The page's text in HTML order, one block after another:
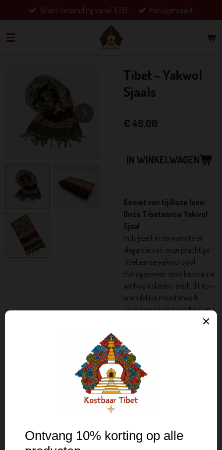
direct
naar
Gratis Verzending vanaf €50. Handgemaakt.
Tibet - Yakwol
Sjaals
€ 49,00
IN WINKELWAGEN
Geniet van tijdloze luxe:
Onze Tibetaanse Yakwol
Sjaal
Huls jezelf in de warmte en
elegantie van onze prachtige
Tibetaanse yakwol sjaal.
Handgeweven door bekwame
ambachtslieden, biedt dit eco-
vriendelijke meesterwerk
ongeëvenaarde zachtheid en
Belangrijkste kenmerken:
maat - 210cm X 100cm
Authenticiteit: Echte
Tibetaanse ambacht,
Ongeëvenaarde Warmte:
Perfect voor koude